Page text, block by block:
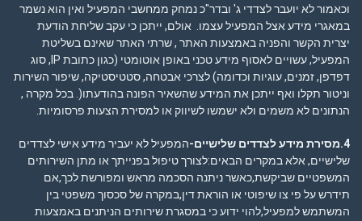
וכאמור לא יועבר לצדדי ג' ובדר"כ נמחק ממחשבי המפעיל ואין הוא נשמר
במאגרי מידע אצל המפעיל עצמו. אולם, ייתכן כי עקב שליחת הודעת
יצרית הקשר והפניה באמצעות האתר , שרתי האתר שאינם בשליטת
המפעיל, עשויים לאסוף מידע טכני באופן אוטומטי (כגון כתובת IP, סוג
דפדפן, זמנים, עוגיות וכדומה) לצרכי אבטחה, סטטיסטיקה, שיפור השירות
וניטור תקלו ואף ייתכן את המידע שהשאיר הפונה בהודעתו(. בכל מקרה ,
הנתונים לא משמים ולא ישמשו לשיווק או למסירת הצעות פרסומיות.
4.מסירת מידע לצדדים שלישיים-
המפעיל לא יעביר מידע אישי לצדדים
שלישיים, אלא במקרים הבאים:לצורך טיפול בפנייתך או מתן השירותים
המשפטיים שביקשת,כאשר ניתנה הסכמה מראש ומפורשת לכך,אם
תידרש על פי צו שיפוטי או הוראת דין,במקרה של סכסוך משפטי בין
המשתמש למפעיל,להוי ידוע כי במסגרת שירותים הניתנים באמצעות